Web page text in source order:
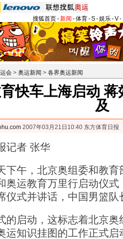
搜狐首页-新闻 -体育-S-娱乐-V-
会 > 奥运新闻 > 各界奥运新闻
快车上海启动
及
2007年03月21日10:40 东方体育日报
者 张华
午，北京奥组委和教育
奥运教育万里行启动仪
仪式并讲话，中国男篮
启动，这标志着北京奥
运知识挂图的工作正式